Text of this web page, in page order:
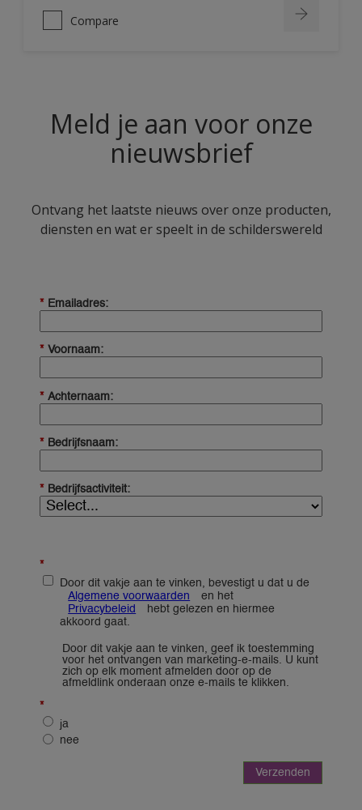
Compare
Meld je aan voor onze
nieuwsbrief
Ontvang het laatste nieuws over onze producten,
diensten en wat er speelt in de schilderswereld